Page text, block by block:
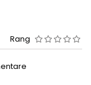
Rang